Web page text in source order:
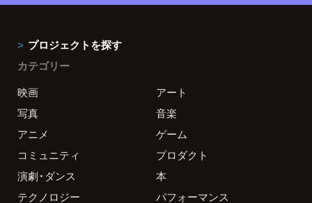
プロジェクトを探す
カテゴリー
映画
アート
写真
音楽
アニメ
ゲーム
コミュニティ
プロダクト
演劇・ダンス
本
テクノロジー
パフォーマンス